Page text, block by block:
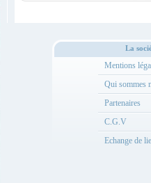
La
Mentions
Qui sommes
Partenaires
C.G.V
Echange de